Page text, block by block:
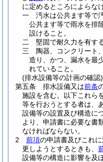
に定めるところによらな
一
汚水は公共ます等で
公共ます等で雨水を排
設けること。
二
堅固で耐久力を有す
三
陶器、コンクリート
造り、かつ、漏水を最
れていること。
(排水設備等の計画の確認)
第五条
排水設備又は前条
施設を含む。以下これら
等を行おうとする者は、
設備等の設置及び構造に
より、申請書に必要な書
なければならない。
2
前項の申請書及びこれ
更しようとするときも、
設備等の構造に影響を及